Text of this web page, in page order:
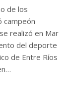
de los
campeón
realizó en Mar
del deporte
de Entre Ríos